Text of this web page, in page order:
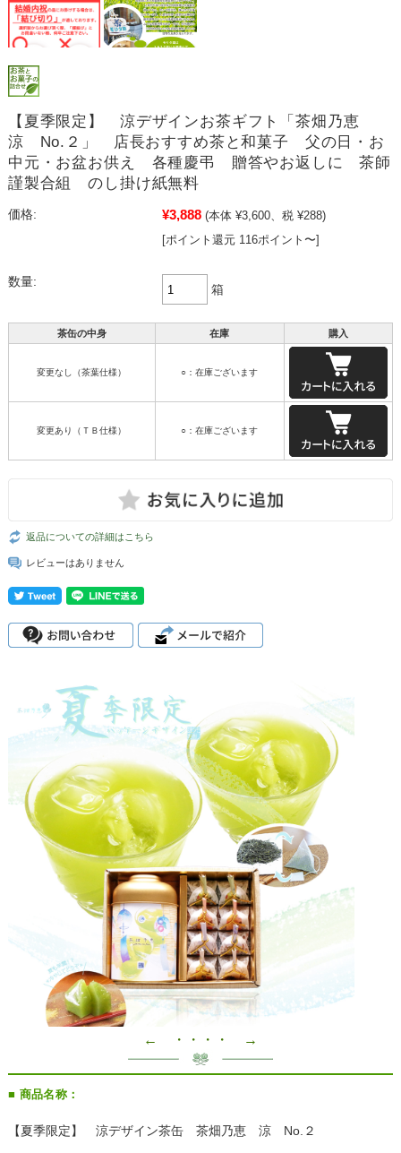
【夏季限定】 涼デザインお茶ギフト「茶畑乃恵
涼 No.２」 店長おすすめ茶と和菓子 父の日・お
中元・お盆お供え 各種慶弔 贈答やお返しに 茶師
謹製合組 のし掛け紙無料
価格: ¥3,888 (本体 ¥3,600、税 ¥288)
[ポイント還元 116ポイント〜]
数量:
箱
茶缶の中身 在庫 購入
変更なし（茶葉仕様） ○：在庫ございます
変更あり（ＴＢ仕様） ○：在庫ございます
返品についての詳細はこちら
レビューはありません
← ・・・・ →
■ 商品名称：
【夏季限定】 涼デザイン茶缶 茶畑乃恵 涼 No.２